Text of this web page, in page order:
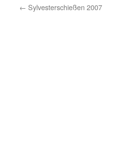
← Sylvesterschießen 2007